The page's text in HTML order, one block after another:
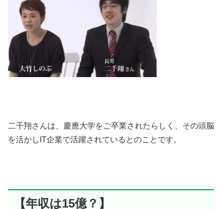
二千翔さんは、慶應大学をご卒業されたらしく、その頭脳
を活かしIT企業で活躍されているとのことです。
【年収は15億？】